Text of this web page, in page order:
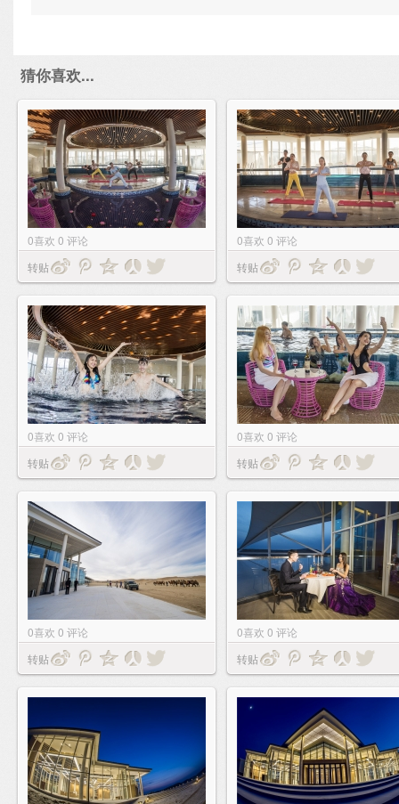
猜你喜欢...
0喜欢 0 评论
转贴
0喜欢 0 评论
转贴
0喜欢 0 评论
转贴
0喜欢 0 评论
转贴
0喜欢 0 评论
转贴
0喜欢 0 评论
转贴